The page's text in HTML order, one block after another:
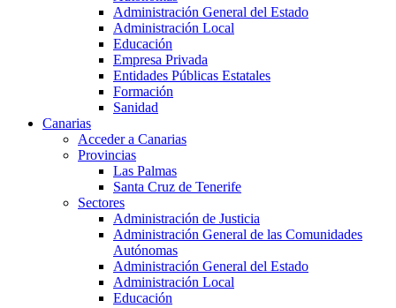
Administración General del Estado
Administración Local
Educación
Empresa Privada
Entidades Públicas Estatales
Formación
Sanidad
Canarias
Acceder a Canarias
Provincias
Las Palmas
Santa Cruz de Tenerife
Sectores
Administración de Justicia
Administración General de las Comunidades
Autónomas
Administración General del Estado
Administración Local
Educación